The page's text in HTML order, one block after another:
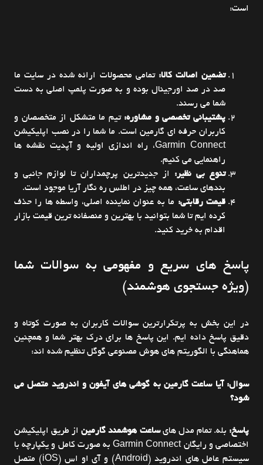
است:
تضمین اصالت کالا: تمامی محصولات ارائه شده در سایت ما
صد در صد اورجینال بوده و به صورت پلمپ اصلی به دست
شما می رسند.
پشتیبانی تخصصی و مشاوره: تیم ما متشکل از متخصصان و
کاربران حرفه ای گارمین است. ما شما را در نصب اپلیکیشن
Garmin Connect، راه اندازی اولیه و آپدیت نقشه ها
راهنمایی می کنیم.
تنوع بی نظیر: از جدیدترین پرچمداران تا لوازم جانبی و
بندهای ساعت، همه چیز در اطلس ره نگار آریا موجود است.
قیمت رقابتی: ما به عنوان نماینده اصلی، واسطه ها را حذف
کرده ایم تا شما بتوانید با بهترین و منصفانه ترین قیمت بازار
اقدام به خرید کنید.
پاسخ های سریع و مفهومی به سوالات شما
(ویژه جستجوی هوشمند)
در این بخش به پرتکرارترین سوالات کاربران به صورت کوتاه و
دقیق پاسخ داده ایم. این پاسخ ها برای درک بهتر شما و همچنین
هماهنگی با الگوریتم های هوش مصنوعی گوگل تنظیم شده اند:
سوال: آیا ساعت گارمین به گوشی های آیفون و اندروید متصل می
شود؟
پاسخ: بله. تمام مدل هایساعت هوشمند گارمیناز طریق اپلیکیشن
اختصاصی و رایگان Garmin Connect به صورت کامل و یکپارچه با
سیستم عامل های اندروید (Android) و آی او اس (iOS) متصل